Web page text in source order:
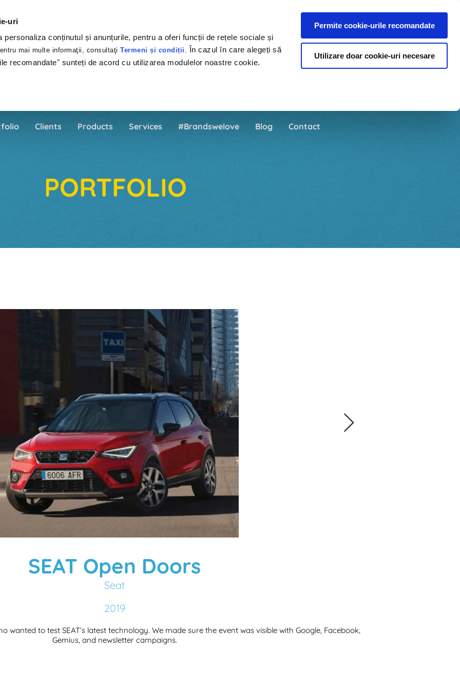
uri
personaliza conținutul și anunțurile, pentru a oferi funcții de rețele sociale și
mai multe informaţii, consultaţiTermeni și condiții . În cazul în care alegeți să
recomandate" sunteți de acord cu utilizarea modulelor noastre cookie.
Permite cookie-urile recomandate
Utilizare doar cookie-uri necesare
Clients Products Services #Brandswelove Blog Contact
PORTFOLIO
SEAT Open Doors
Seat
2019
wanted to test SEAT’s latest technology. We made sure the event was visible with Google, Facebook,
Gemius, and newsletter campaigns.